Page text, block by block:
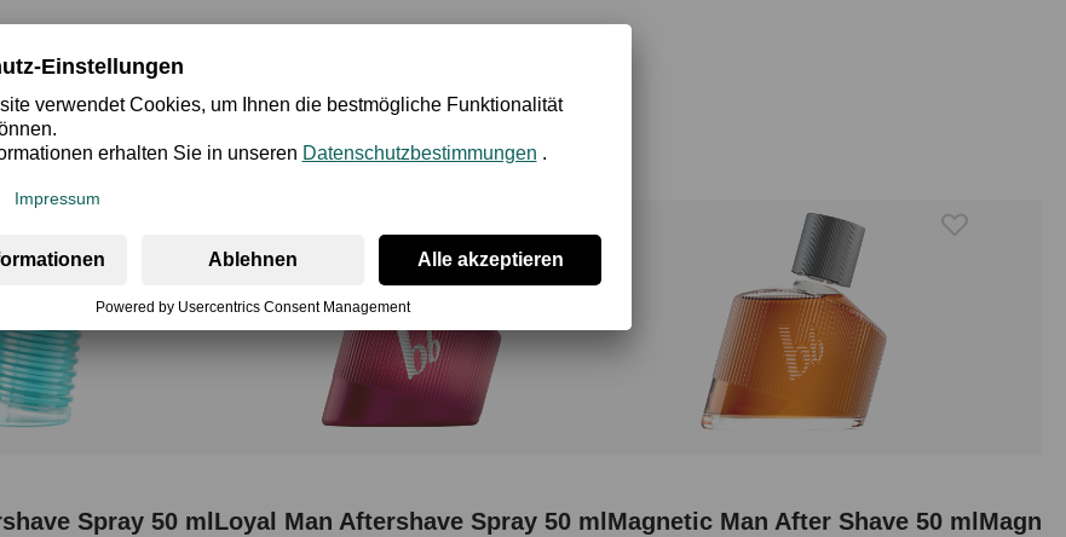
Spray 50 ml Loyal Man Aftershave Spray 50 ml Magnetic Man After Shave 50 ml